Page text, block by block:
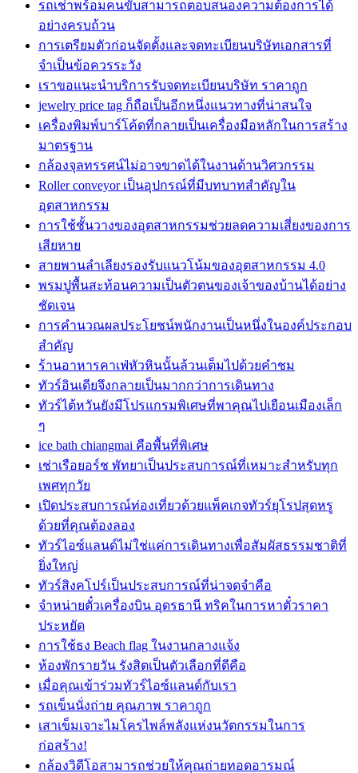
รถเช่าพร้อมคนขับสามารถตอบสนองความต้องการได้
อย่างครบถ้วน
การเตรียมตัวก่อนจัดตั้งและจดทะเบียนบริษัทเอกสารที่
จำเป็นข้อควรระวัง
เราขอแนะนำบริการรับจดทะเบียนบริษัท ราคาถูก
jewelry price tag ก็ถือเป็นอีกหนึ่งแนวทางที่น่าสนใจ
เครื่องพิมพ์บาร์โค้ดที่กลายเป็นเครื่องมือหลักในการสร้าง
มาตรฐาน
กล้องจุลทรรศน์ไม่อาจขาดได้ในงานด้านวิศวกรรม
Roller conveyor เป็นอุปกรณ์ที่มีบทบาทสำคัญใน
อุตสาหกรรม
การใช้ชั้นวางของอุตสาหกรรมช่วยลดความเสี่ยงของการ
เสียหาย
สายพานลำเลียงรองรับแนวโน้มของอุตสาหกรรม 4.0
พรมปูพื้นสะท้อนความเป็นตัวตนของเจ้าของบ้านได้อย่าง
ชัดเจน
การคำนวณผลประโยชน์พนักงานเป็นหนึ่งในองค์ประกอบ
สำคัญ
ร้านอาหารคาเฟ่หัวหินนั้นล้วนเต็มไปด้วยคำชม
ทัวร์อินเดียจึงกลายเป็นมากกว่าการเดินทาง
ทัวร์ไต้หวันยังมีโปรแกรมพิเศษที่พาคุณไปเยือนเมืองเล็ก
ๆ
ice bath chiangmai คือพื้นที่พิเศษ
เช่าเรือยอร์ช พัทยาเป็นประสบการณ์ที่เหมาะสำหรับทุก
เพศทุกวัย
เปิดประสบการณ์ท่องเที่ยวด้วยแพ็คเกจทัวร์ยุโรปสุดหรู
ด้วยที่คุณต้องลอง
ทัวร์ไอซ์แลนด์ไม่ใช่แค่การเดินทางเพื่อสัมผัสธรรมชาติที่
ยิ่งใหญ่
ทัวร์สิงคโปร์เป็นประสบการณ์ที่น่าจดจำคือ
จำหน่ายตั๋วเครื่องบิน อุดรธานี ทริคในการหาตั๋วราคา
ประหยัด
การใช้ธง Beach flag ในงานกลางแจ้ง
ห้องพักรายวัน รังสิตเป็นตัวเลือกที่ดีคือ
เมื่อคุณเข้าร่วมทัวร์ไอซ์แลนด์กับเรา
รถเข็นนั่งถ่าย คุณภาพ ราคาถูก
เสาเข็มเจาะไมโครไพล์พลังแห่งนวัตกรรมในการ
ก่อสร้าง!
กล้องวิดีโอสามารถช่วยให้คุณถ่ายทอดอารมณ์